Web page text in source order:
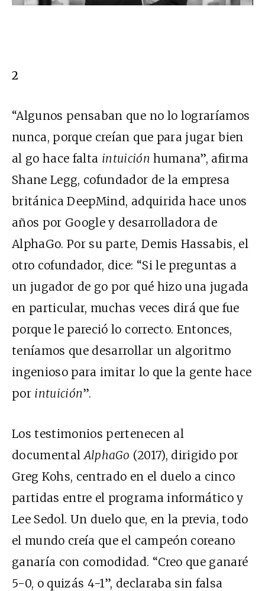
2
“Algunos pensaban que no lo lograríamos
nunca, porque creían que para jugar bien
al go hace falta intuición humana”, afirma
Shane Legg, cofundador de la empresa
británica DeepMind, adquirida hace unos
años por Google y desarrolladora de
AlphaGo. Por su parte, Demis Hassabis, el
otro cofundador, dice: “Si le preguntas a
un jugador de go por qué hizo una jugada
en particular, muchas veces dirá que fue
porque le pareció lo correcto. Entonces,
teníamos que desarrollar un algoritmo
ingenioso para imitar lo que la gente hace
por intuición”.
Los testimonios pertenecen al
documental AlphaGo (2017), dirigido por
Greg Kohs, centrado en el duelo a cinco
partidas entre el programa informático y
Lee Sedol. Un duelo que, en la previa, todo
el mundo creía que el campeón coreano
ganaría con comodidad. “Creo que ganaré
5-0, o quizás 4-1”, declaraba sin falsa